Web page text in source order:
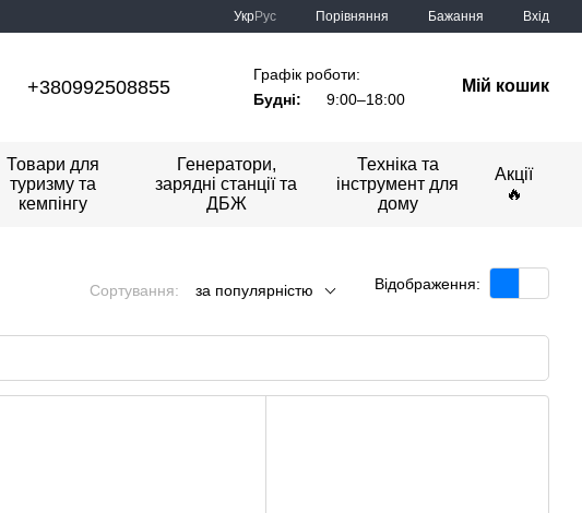
УкрРус Порівняння Бажання Вхід
+380992508855
Графік роботи:
Будні:
9:00–18:00
Мій кошик
Товари для
туризму та
кемпінгу
Генератори,
зарядні станції та
ДБЖ
Техніка та
інструмент для
дому
Акції
🔥
Сортування: за популярністю Відображення: